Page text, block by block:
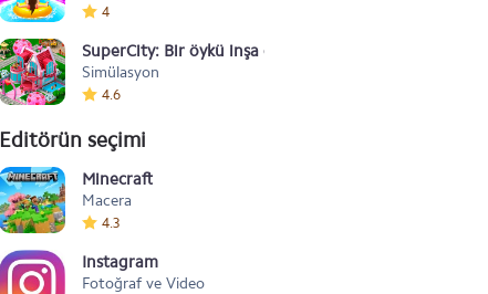
4
SuperCity: Bir öykü inşa edin!
Simülasyon
4.6
Editörün seçimi
Minecraft
Macera
4.3
Instagram
Fotoğraf ve Video